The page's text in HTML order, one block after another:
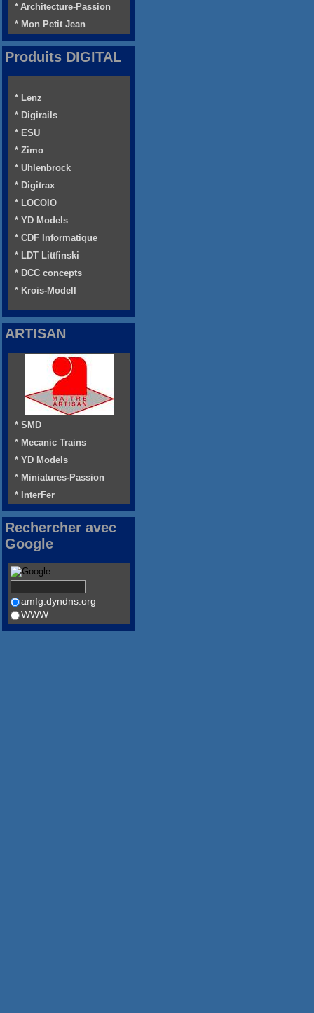
* Architecture-Passion
* Mon Petit Jean
Produits DIGITAL
* Lenz
* Digirails
* ESU
* Zimo
* Uhlenbrock
* Digitrax
* LOCOIO
* YD Models
* CDF Informatique
* LDT Littfinski
* DCC concepts
* Krois-Modell
ARTISAN
* SMD
* Mecanic Trains
* YD Models
* Miniatures-Passion
* InterFer
Rechercher avec
Google
amfg.dyndns.org
WWW